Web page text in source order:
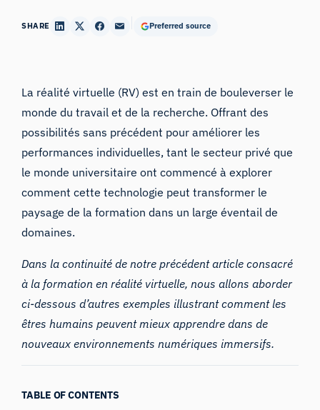
SHARE Preferred source
La réalité virtuelle (RV) est en train de bouleverser le
monde du travail et de la recherche. Offrant des
possibilités sans précédent pour améliorer les
performances individuelles, tant le secteur privé que
le monde universitaire ont commencé à explorer
comment cette technologie peut transformer le
paysage de la formation dans un large éventail de
domaines.
Dans la continuité de notre précédent article consacré
à la formation en réalité virtuelle,nous allons aborder
ci-dessous d’autres exemples illustrant comment les
êtres humains peuvent mieux apprendre dans de
nouveaux environnements numériques immersifs.
TABLE OF CONTENTS